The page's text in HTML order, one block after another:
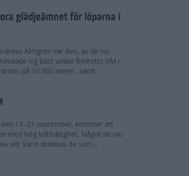
glädjeämnet för löparna i
Almgren var den, av de nio
sig bäst under friidrotts-VM i
på 10 000 meter, samt...
13–21 september, kommer att
med hög luftfuktighet. Något de nio
vid. Värst drabbas de som...